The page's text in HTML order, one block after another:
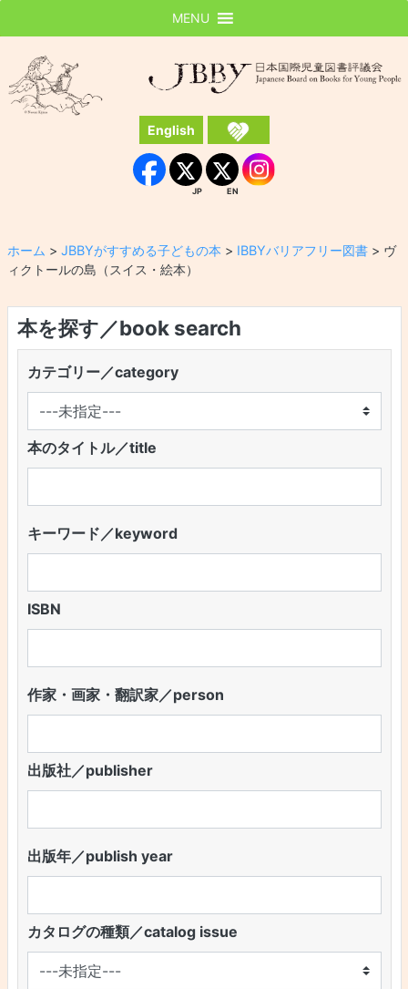
JBBY
English
Facebook
JP
JP
EN
EN Instagram
MENU
ホーム > JBBYがすすめる子どもの本 > IBBYバリアフリー図書> ヴ
ィクトールの島（スイス・絵本）
本を探す／book search
カテゴリー／category
本のタイトル／title
キーワード／keyword
ISBN
作家・画家・翻訳家／person
出版社／publisher
出版年／publish year
カタログの種類／catalog issue